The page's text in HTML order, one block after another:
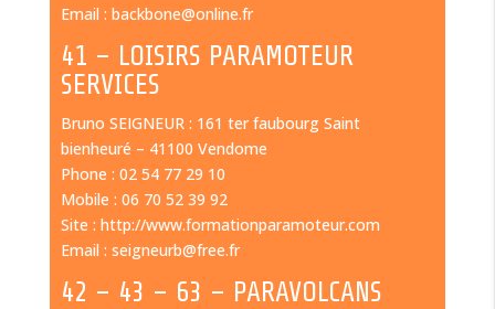
Email : backbone@online.fr
41 – LOISIRS PARAMOTEUR
SERVICES
Bruno SEIGNEUR : 161 ter faubourg Saint
bienheuré – 41100 Vendome
Phone : 02 54 77 29 10
Mobile : 06 70 52 39 92
Site : http://www.formationparamoteur.com
Email : seigneurb@free.fr
42 – 43 – 63 – PARAVOLCANS